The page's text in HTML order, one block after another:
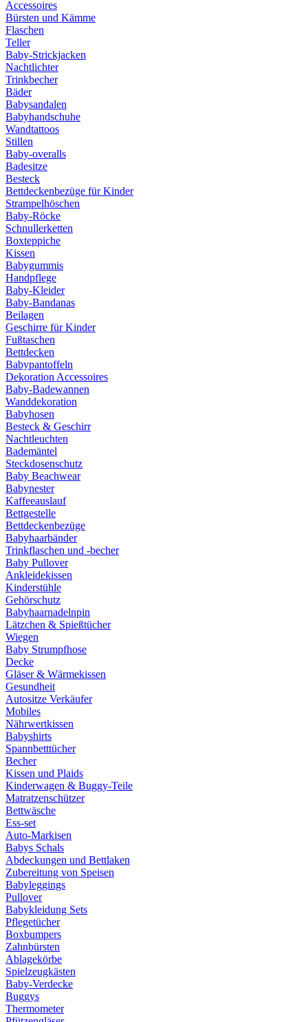
Accessoires
Bürsten und Kämme
Flaschen
Teller
Baby-Strickjacken
Nachtlichter
Trinkbecher
Bäder
Babysandalen
Babyhandschuhe
Wandtattoos
Stillen
Baby-overalls
Badesitze
Besteck
Bettdeckenbezüge für Kinder
Strampelhöschen
Baby-Röcke
Schnullerketten
Boxteppiche
Kissen
Babygummis
Handpflege
Baby-Kleider
Baby-Bandanas
Beilagen
Geschirre für Kinder
Fußtaschen
Bettdecken
Babypantoffeln
Dekoration Accessoires
Baby-Badewannen
Wanddekoration
Babyhosen
Besteck & Geschirr
Nachtleuchten
Bademäntel
Steckdosenschutz
Baby Beachwear
Babynester
Kaffeeauslauf
Bettgestelle
Bettdeckenbezüge
Babyhaarbänder
Trinkflaschen und -becher
Baby Pullover
Ankleidekissen
Kinderstühle
Gehörschutz
Babyhaarnadelnpin
Lätzchen & Spießtücher
Wiegen
Baby Strumpfhose
Decke
Gläser & Wärmekissen
Gesundheit
Autositze Verkäufer
Mobiles
Nährwertkissen
Babyshirts
Spannbetttücher
Becher
Kissen und Plaids
Kinderwagen & Buggy-Teile
Matratzenschützer
Bettwäsche
Ess-set
Auto-Markisen
Babys Schals
Abdeckungen und Bettlaken
Zubereitung von Speisen
Babyleggings
Pullover
Babykleidung Sets
Pflegetücher
Boxbumpers
Zahnbürsten
Ablagekörbe
Spielzeugkästen
Baby-Verdecke
Buggys
Thermometer